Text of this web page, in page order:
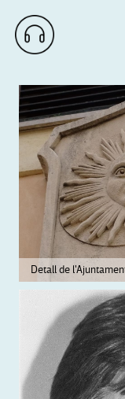
Detall de